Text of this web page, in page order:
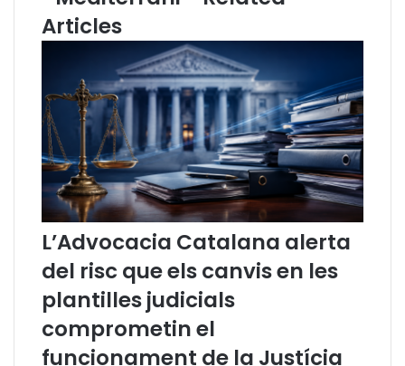
r
e
a
M
e
d
i
t
e
r
à
i
a
c
a
c
i
a
C
a
t
a
l
a
a
a
Articles
L’Advocacia Catalana alerta
del risc que els canvis en les
plantilles judicials
comprometin el
funcionament de la Justícia